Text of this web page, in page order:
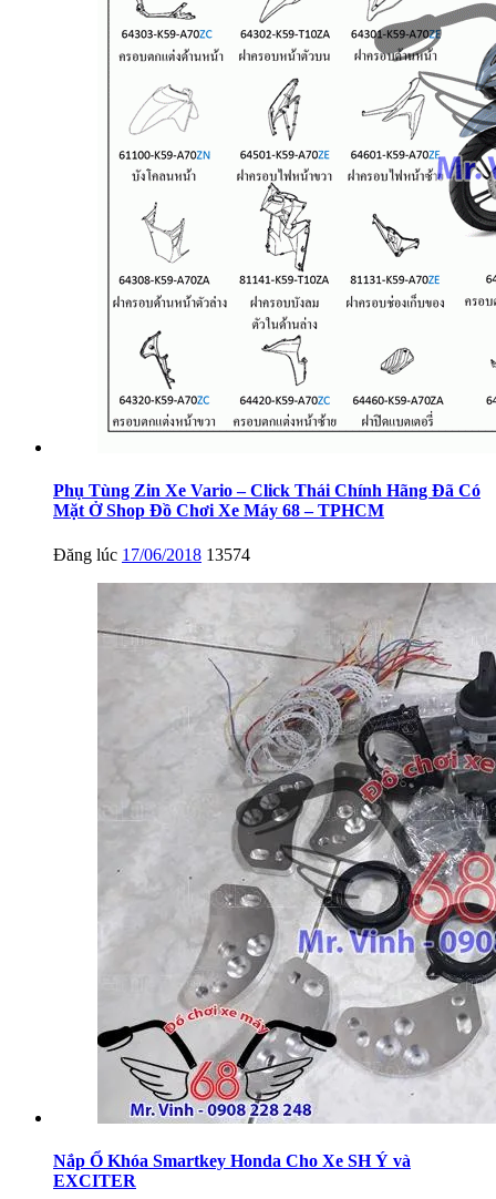
Phụ Tùng Zin Xe Vario – Click Thái Chính Hãng Đã Có
Mặt Ở Shop Đồ Chơi Xe Máy 68 – TPHCM
Đăng lúc 17/06/2018 13574
Nắp Ổ Khóa Smartkey Honda Cho Xe SH Ý và
EXCITER